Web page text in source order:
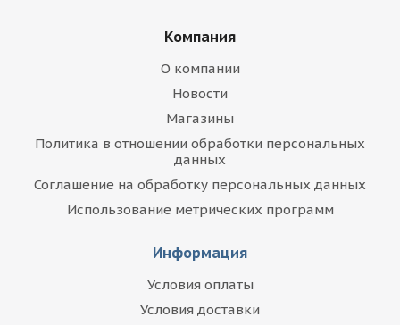
Компания
О компании
Новости
Магазины
Политика в отношении обработки персональных
данных
Соглашение на обработку персональных данных
Использование метрических программ
Информация
Условия оплаты
Условия доставки